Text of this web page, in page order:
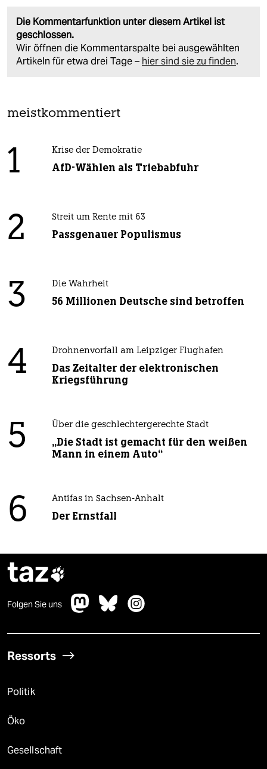
Die Kommentarfunktion unter diesem Artikel ist
geschlossen.
Wir öffnen die Kommentarspalte bei ausgewählten
Artikeln für etwa drei Tage – hier sind sie zu finden.
meistkommentiert
1 Krise der Demokratie
AfD-Wählen als Triebabfuhr
2 Streit um Rente mit 63
Passgenauer Populismus
3 Die Wahrheit
56 Millionen Deutsche sind betroffen
4 Drohnenvorfall am Leipziger Flughafen
Das Zeitalter der elektronischen
Kriegsführung
5 Über die geschlechtergerechte Stadt
„Die Stadt ist gemacht für den weißen
Mann in einem Auto“
6 Antifas in Sachsen-Anhalt
Der Ernstfall
taz
Folgen Sie uns
Ressorts
Politik
Öko
Gesellschaft